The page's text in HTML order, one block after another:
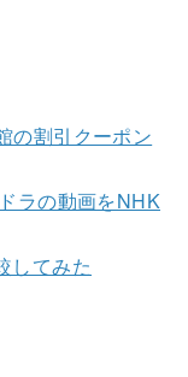
の割引クーポン
ラの動画をNHK
してみた